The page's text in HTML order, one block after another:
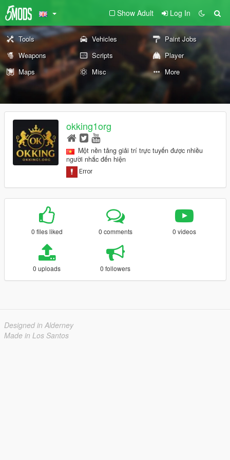
Show Adult Log In
Tools Vehicles
Paint Jobs
Weapons
Scripts
Player
Maps
Misc More
okking1org
Một nền tảng giải trí trực tuyến được nhiều
người nhắc đến hiện
0 files liked 0 comments 0 videos
0 uploads 0 followers
Designed in Alderney
Made in Los Santos